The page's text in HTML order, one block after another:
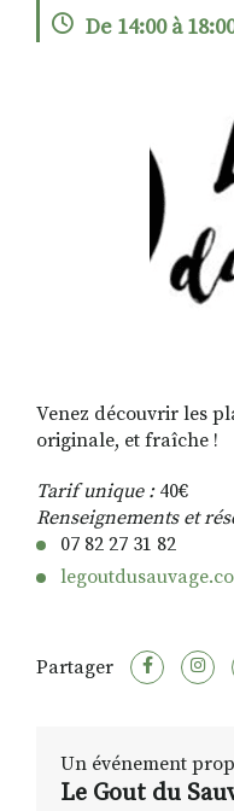
De 14:00 à
Venez découvrir les
originale, et fraîche !
Tarif unique :40€
Renseignements et
07 82 27 31 82
Partager
Un événement
Le Gout du